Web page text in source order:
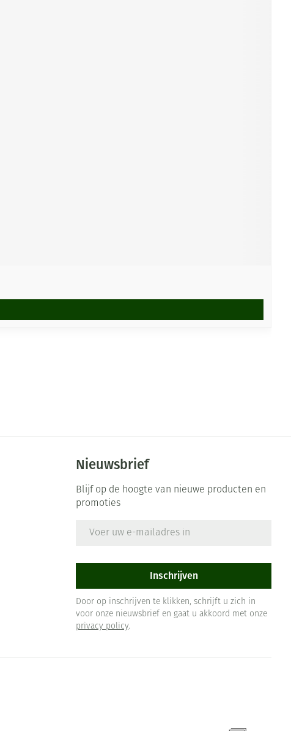
Nieuwsbrief
Blijf op de hoogte van nieuwe producten en
promoties
Inschrijven
Door op inschrijven te klikken, schrijft u zich in
voor onze nieuwsbrief en gaat u akkoord met onze
privacy policy.